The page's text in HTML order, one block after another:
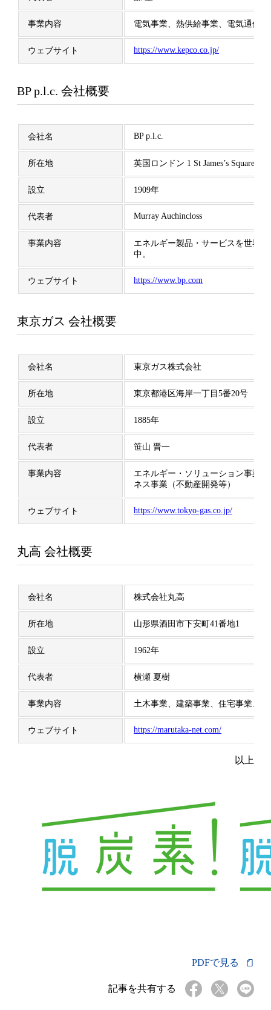
事業内容 電気事業、熱供給事業、電気通信
ウェブサイト https://www.kepco.co.jp/
BP p.l.c. 会社概要
会社名 BP p.l.c.
所在地 英国ロンドン 1 St James’s Square
設立 1909年
代表者 Murray Auchincloss
事業内容
エネルギー製品・サービスを世界
中。
ウェブサイト https://www.bp.com
東京ガス 会社概要
会社名 東京ガス株式会社
所在地 東京都港区海岸一丁目5番20号
設立 1885年
代表者 笹山 晋一
事業内容
エネルギー・ソリューション事業
ネス事業（不動産開発等）
ウェブサイト https://www.tokyo-gas.co.jp/
丸高 会社概要
会社名 株式会社丸高
所在地 山形県酒田市下安町41番地1
設立 1962年
代表者 横瀬 夏樹
事業内容 土木事業、建築事業、住宅事業、
ウェブサイト https://marutaka-net.com/
以上
PDFで見る
記事を共有する